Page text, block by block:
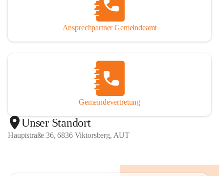
Ansprechpartner Gemeindeamt
Gemeindevertretung
Unser Standort
Hauptstraße 36, 6836 Viktorsberg, AUT